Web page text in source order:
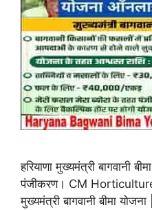
हरियाणा मुख्यमंत्री बागवानी
पंजीकरण। CM
मुख्यमंत्री बागवानी बीमा